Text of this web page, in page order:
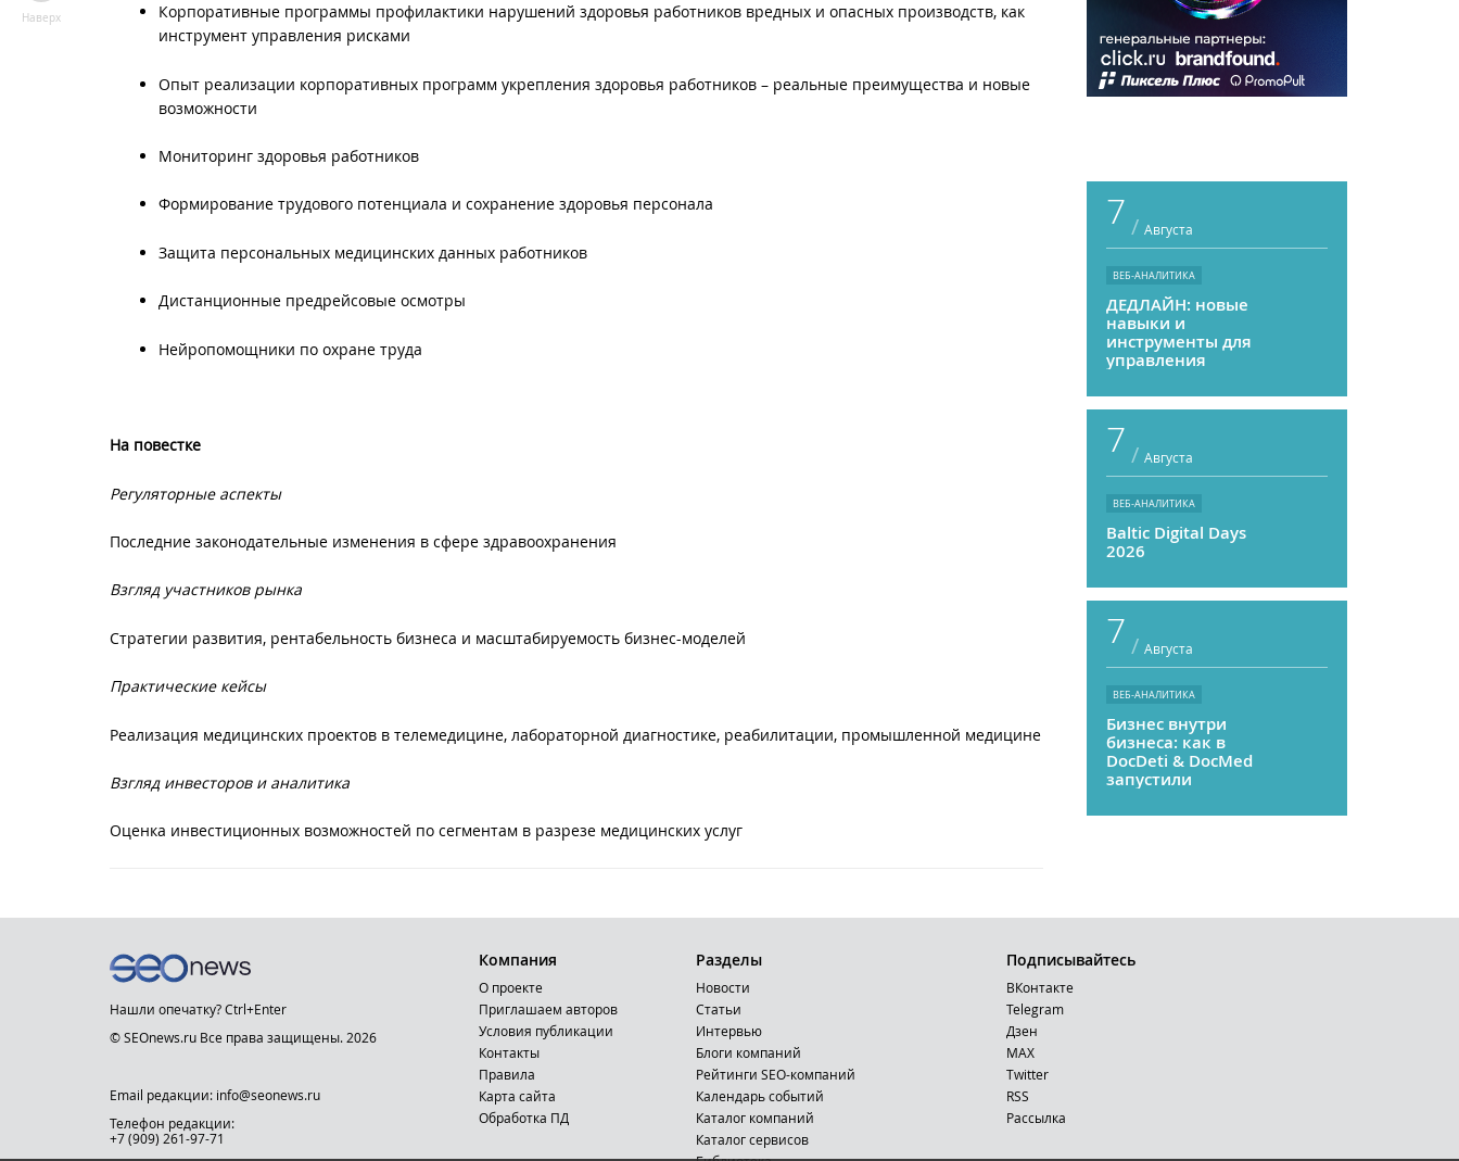
Корпоративные программы профилактики нарушений здоровья работников вредных и опасных производств, как
инструмент управления рисками
Опыт реализации корпоративных программ укрепления здоровья работников – реальные преимущества и новые
возможности
Мониторинг здоровья работников
Формирование трудового потенциала и сохранение здоровья персонала
Защита персональных медицинских данных работников
Дистанционные предрейсовые осмотры
Нейропомощники по охране труда
На повестке
Регуляторные аспекты
Последние законодательные изменения в сфере здравоохранения
Взгляд участников рынка
Стратегии развития, рентабельность бизнеса и масштабируемость бизнес-моделей
Практические кейсы
Реализация медицинских проектов в телемедицине, лабораторной диагностике, реабилитации, промышленной медицине
Взгляд инвесторов и аналитика
Оценка инвестиционных возможностей по сегментам в разрезе медицинских услуг
Наверх
7 / Августа
ВЕБ-АНАЛИТИКА
ДЕДЛАЙН: новые
навыки и
инструменты для
управления
7 / Августа
ВЕБ-АНАЛИТИКА
Baltic Digital Days
2026
7 / Августа
ВЕБ-АНАЛИТИКА
Бизнес внутри
бизнеса: как в
DocDeti & DocMed
запустили
как стартап
Нашли опечатку? Ctrl+Enter
© SEOnews.ru Все права защищены. 2026
Email редакции: info@seonews.ru
Телефон редакции:
+7 (909) 261-97-71
Компания
О проекте
Приглашаем авторов
Условия публикации
Контакты
Правила
Карта сайта
Обработка ПД
Разделы
Новости
Статьи
Интервью
Блоги компаний
Рейтинги SEO-компаний
Календарь событий
Каталог компаний
Каталог сервисов
Подписывайтесь
ВКонтакте
Telegram
Дзен
MAX
Тwitter
RSS
Рассылка